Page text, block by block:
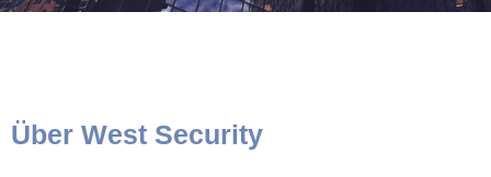
Über West Security